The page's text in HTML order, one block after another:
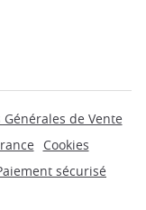
de Vente
Cookies
sécurisé